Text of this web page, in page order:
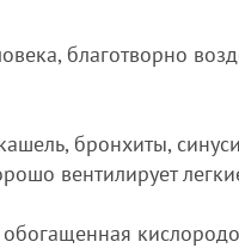
благотворно
бронхиты,
вентилирует